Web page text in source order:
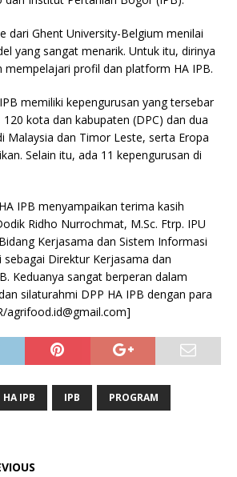
dari Ghent University-Belgium menilai
yang sangat menarik. Untuk itu, dirinya
mempelajari profil dan platform HA IPB.
memiliki kepengurusan yang tersebar
kota dan kabupaten (DPC) dan dua
Malaysia dan Timor Leste, serta Eropa
Selain itu, ada 11 kepengurusan di
IPB menyampaikan terima kasih
Ridho Nurrochmat, M.Sc. Ftrp. IPU
Kerjasama dan Sistem Informasi
Direktur Kerjasama dan
Keduanya sangat berperan dalam
silaturahmi DPP HA IPB dengan para
agrifood.id@gmail.com]
HA IPB IPB PROGRAM